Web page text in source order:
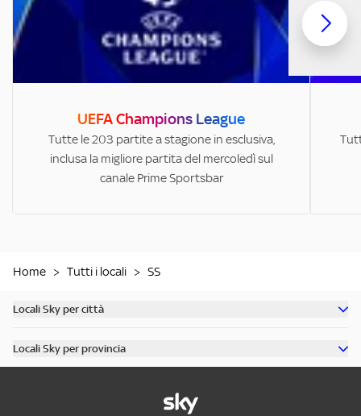
UEFA Champions League
Tutte le 203 partite a stagione in esclusiva,
inclusa la migliore partita del mercoledì sul
canale Prime Sportsbar
Home > Tutti i locali > SS
Locali Sky per città
Scopri tutti i bar di Roma
Locali Sky per provincia
Scopri tutti i bar in provincia di Milano
Scopri tutti i bar in provincia di Roma